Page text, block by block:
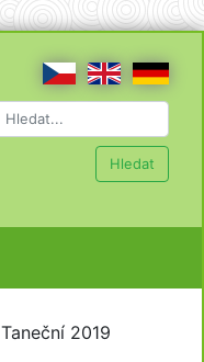
Hledat
Taneční 2019